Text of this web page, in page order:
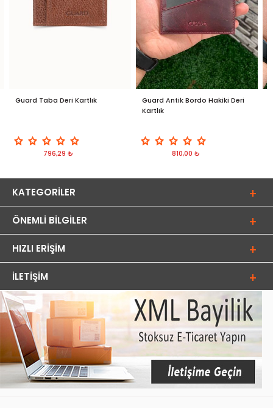
Guard Taba Deri Kartlık
796,29 ₺
Guard Antik Bordo Hakiki Deri
Kartlık
810,00 ₺
KATEGORILER
ÖNEMLI BILGILER
HIZLI ERIŞIM
İLETIŞIM